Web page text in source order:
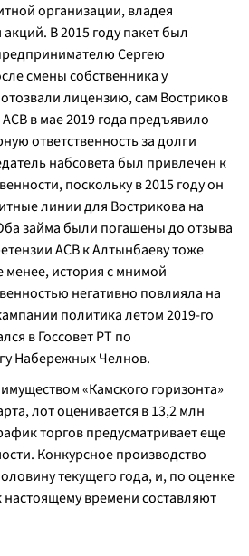
организации, владея
В 2015 году пакет был
Сергею
смены собственника у
лицензию, сам Востриков
в мае 2019 года предъявило
ответственность за долги
набсовета был привлечен к
поскольку в 2015 году он
линии для Вострикова на
займа были погашены до отзыва
АСВ к Алтынбаеву тоже
история с мнимой
негативно повлияла на
политика летом 2019-го
в Госсовет РТ по
Набережных Челнов.
«Камского горизонта»
лот оценивается в 13,2 млн
торгов предусматривает еще
Конкурсное производство
текущего года, и, по оценке
времени составляют